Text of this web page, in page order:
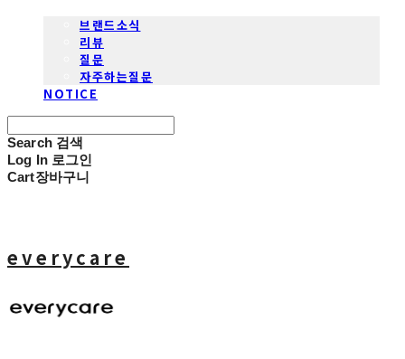
브랜드소식
리뷰
질문
자주하는질문
NOTICE
Search 검색
Log In 로그인
Cart장바구니
everycare